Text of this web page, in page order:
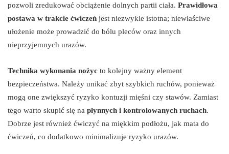
pozwoli zredukować obciążenie dolnych partii ciała. Prawidłowa
postawa w trakcie ćwiczeń jest niezwykle istotna; niewłaściwe
ułożenie może prowadzić do bólu pleców oraz innych
nieprzyjemnych urazów.
Technika wykonania nożyc to kolejny ważny element
bezpieczeństwa. Należy unikać zbyt szybkich ruchów, ponieważ
mogą one zwiększyć ryzyko kontuzji mięśni czy stawów. Zamiast
tego warto skupić się na płynnych i kontrolowanych ruchach.
Dobrze jest również ćwiczyć na miękkim podłożu, jak mata do
ćwiczeń, co dodatkowo minimalizuje ryzyko urazów.